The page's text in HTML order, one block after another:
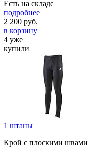
Есть на складе
подробнее
2 200 руб.
в корзину
4 уже
купили
1 штаны
Крой с плоскими швами